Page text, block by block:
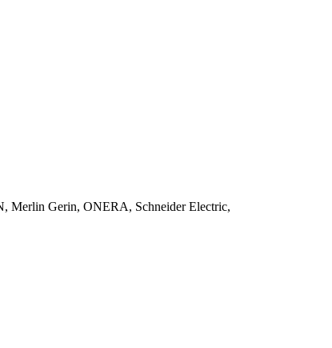
Merlin Gerin, ONERA, Schneider Electric,